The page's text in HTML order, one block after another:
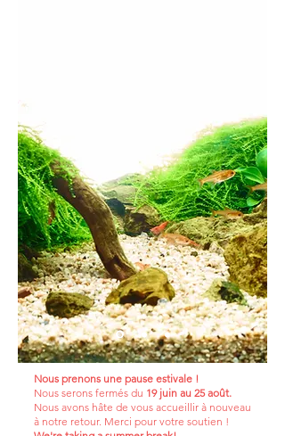
Nous prenons une pause estivale !
Nous serons fermés du 19 juin au 25 août.
Nous avons hâte de vous accueillir à nouveau
à notre retour. Merci pour votre soutien !